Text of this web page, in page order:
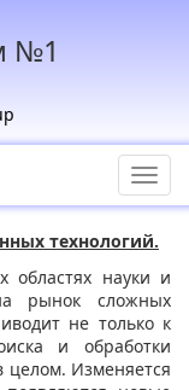
№1
технологий.
областях науки и
рынок сложных
не только к
и обработки
целом. Изменяется